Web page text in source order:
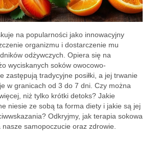
na popularności jako innowacyjny
organizmu i dostarczenie mu
odżywczych. Opiera się na
wyciskanych soków owocowo-
zastępują tradycyjne posiłki, a jej trwanie
w granicach od 3 do 7 dni. Czy można
niż tylko krótki detoks? Jakie
niesie ze sobą ta forma diety i jakie są jej
Odkryjmy, jak terapia sokowa
nasze samopoczucie oraz zdrowie.